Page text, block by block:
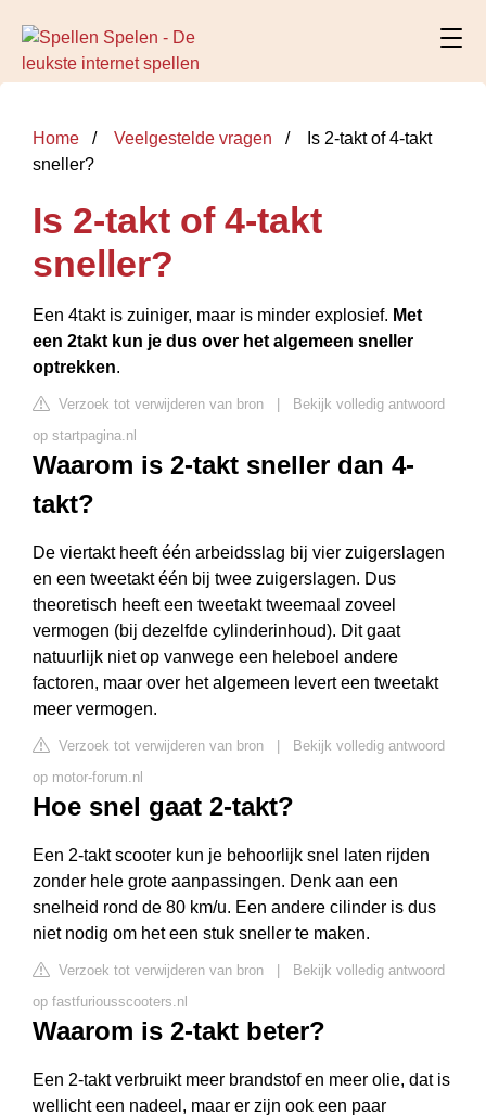
Home Veelgestelde vragen
Is 2-takt of 4-takt
sneller?
Is 2-takt of 4-takt
sneller?
Een 4takt is zuiniger, maar is minder explosief. Met
een 2takt kun je dus over het algemeen sneller
optrekken.
Verzoek tot verwijderen van bron
Bekijk volledig antwoord
op startpagina.nl
Waarom is 2-takt sneller dan 4-
takt?
De viertakt heeft één arbeidsslag bij vier zuigerslagen
en een tweetakt één bij twee zuigerslagen. Dus
theoretisch heeft een tweetakt tweemaal zoveel
vermogen (bij dezelfde cylinderinhoud). Dit gaat
natuurlijk niet op vanwege een heleboel andere
factoren, maar over het algemeen levert een tweetakt
meer vermogen.
Verzoek tot verwijderen van bron
Bekijk volledig antwoord
op motor-forum.nl
Hoe snel gaat 2-takt?
Een 2-takt scooter kun je behoorlijk snel laten rijden
zonder hele grote aanpassingen. Denk aan een
snelheid rond de 80 km/u. Een andere cilinder is dus
niet nodig om het een stuk sneller te maken.
Verzoek tot verwijderen van bron
Bekijk volledig antwoord
op fastfuriousscooters.nl
Waarom is 2-takt beter?
Een 2-takt verbruikt meer brandstof en meer olie, dat is
wellicht een nadeel, maar er zijn ook een paar